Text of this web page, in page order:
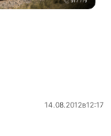
14.08.2012в12:17